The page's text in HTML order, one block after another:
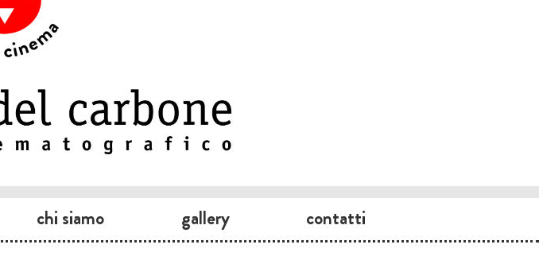
chi siamo gallery contatti